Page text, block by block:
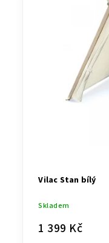
Vilac Stan bílý
Skladem
1 399 Kč